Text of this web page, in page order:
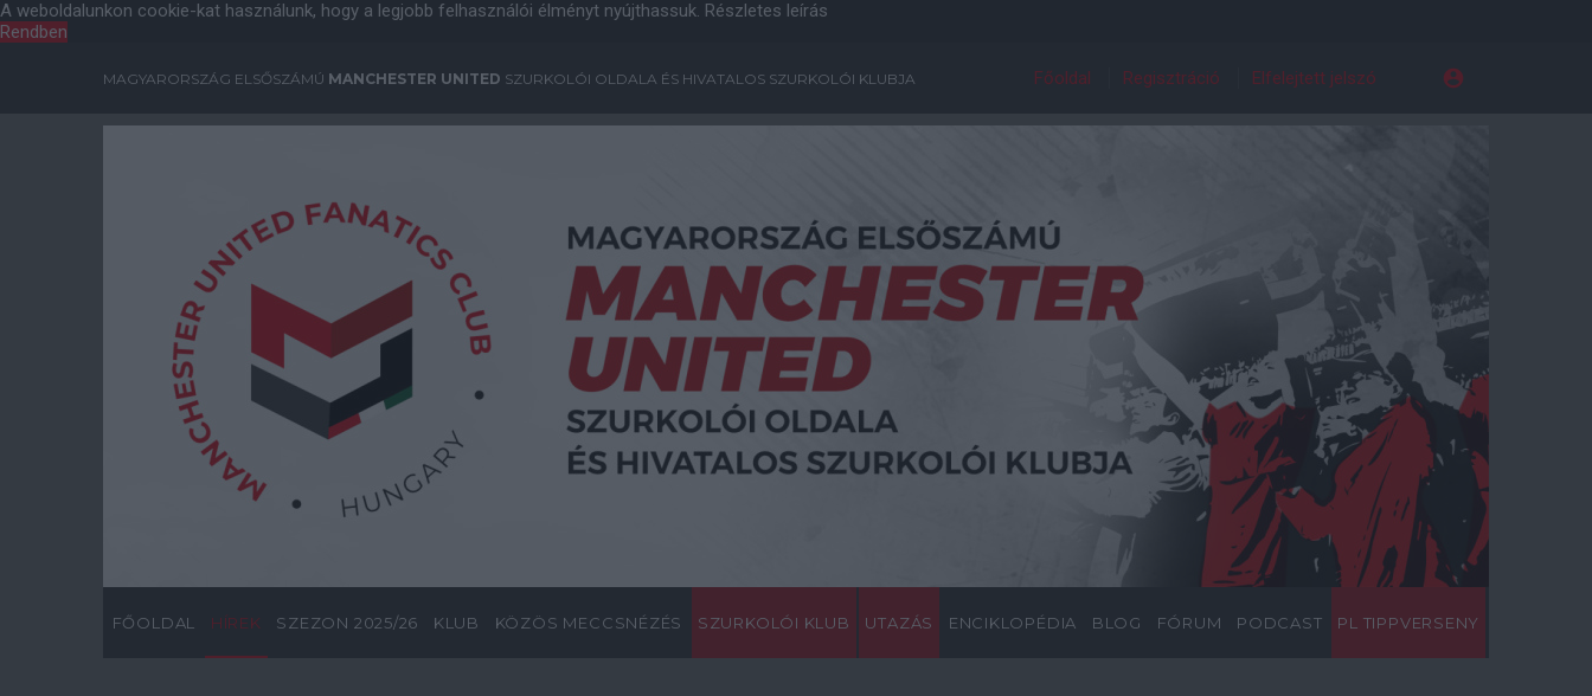
A weboldalunkon cookie-kat használunk, hogy a legjobb felhasználói élményt nyújthassuk. Részletes leírás
Rendben
MAGYARORSZÁG ELSŐSZÁMÚ MANCHESTER UNITED SZURKOLÓI OLDALA ÉS HIVATALOS SZURKOLÓI KLUBJA Főoldal Regisztráció Elfelejtett jelszó
FŐOLDAL HÍREK SZEZON 2025/26 KLUB KÖZÖS MECCSNÉZÉS SZURKOLÓI KLUB UTAZÁS ENCIKLOPÉDIA BLOG FÓRUM PODCAST PL TIPPVERSENY